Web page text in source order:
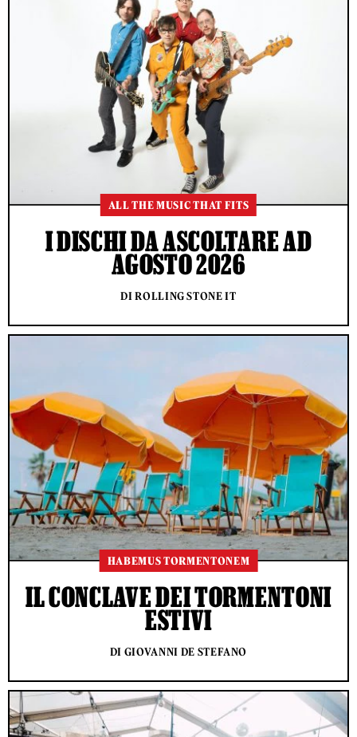
ALL THE MUSIC THAT FITS
I DISCHI DA ASCOLTARE AD
AGOSTO 2026
DI ROLLING STONE IT
HABEMUS TORMENTONEM
IL CONCLAVE DEI TORMENTONI
ESTIVI
DI GIOVANNI DE STEFANO